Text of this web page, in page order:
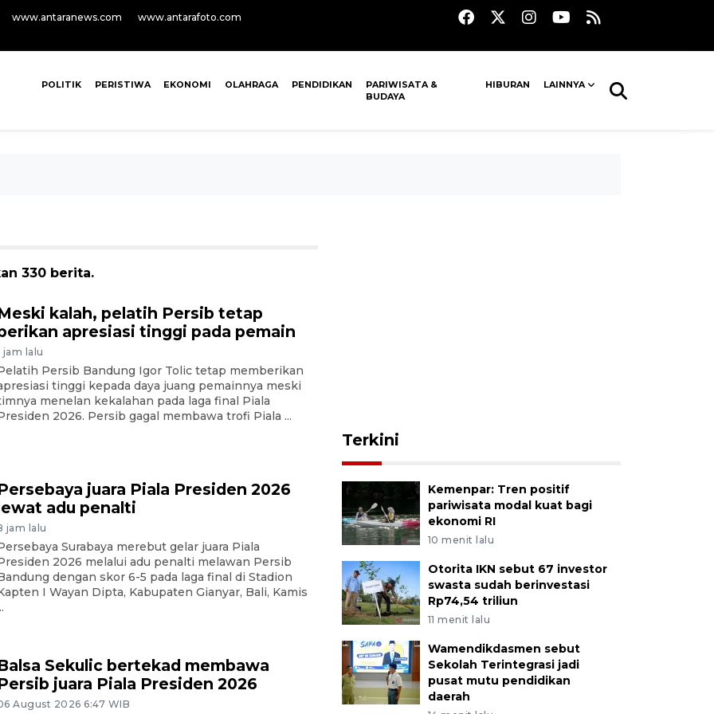
www.antaranews.com www.antarafoto.com
POLITIK PERISTIWA EKONOMI OLAHRAGA PENDIDIKAN
PARIWISATA &
BUDAYA
HIBURAN LAINNYA
330 berita.
kalah, pelatih Persib tetap
apresiasi tinggi pada pemain
jam lalu
Persib Bandung Igor Tolic tetap memberikan
tinggi kepada daya juang pemainnya meski
menelan kekalahan pada laga final Piala
2026. Persib gagal membawa trofi Piala ...
juara Piala Presiden 2026
adu penalti
jam lalu
Surabaya merebut gelar juara Piala
2026 melalui adu penalti melawan Persib
dengan skor 6-5 pada laga final di Stadion
I Wayan Dipta, Kabupaten Gianyar, Bali, Kamis
Sekulic bertekad membawa
juara Piala Presiden 2026
August 2026 6:47 WIB
Terkini
Kemenpar: Tren positif
pariwisata modal kuat bagi
ekonomi RI
10 menit lalu
Otorita IKN sebut 67 investor
swasta sudah berinvestasi
Rp74,54 triliun
11 menit lalu
Wamendikdasmen sebut
Sekolah Terintegrasi jadi
pusat mutu pendidikan
daerah